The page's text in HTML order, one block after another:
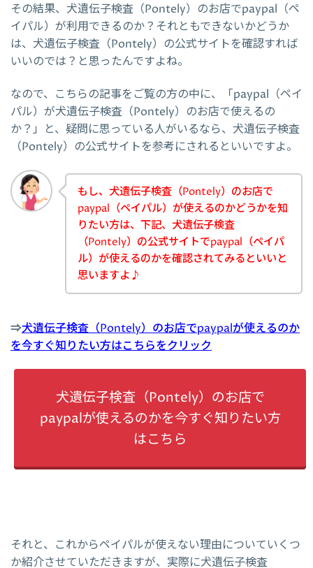
その結果、犬遺伝子検査（Pontely）のお店でpaypal（ペ
イパル）が利用できるのか？それともできないかどうか
は、犬遺伝子検査（Pontely）の公式サイトを確認すれば
いいのでは？と思ったんですよね。
なので、こちらの記事をご覧の方の中に、「paypal（ペイ
パル）が犬遺伝子検査（Pontely）のお店で使えるの
か？」と、疑問に思っている人がいるなら、犬遺伝子検査
（Pontely）の公式サイトを参考にされるといいですよ。
もし、犬遺伝子検査（Pontely）のお店で
paypal（ペイパル）が使えるのかどうかを知
りたい方は、下記、犬遺伝子検査
（Pontely）の公式サイトでpaypal（ペイパ
ル）が使えるのかを確認されてみるといいと
思いますよ♪
⇒犬遺伝子検査（Pontely）のお店でpaypalが使えるのか
を今すぐ知りたい方はこちらをクリック
犬遺伝子検査（Pontely）のお店で
paypalが使えるのかを今すぐ知りたい方
はこちら
それと、これからペイパルが使えない理由についていくつ
か紹介させていただきますが、実際に犬遺伝子検査